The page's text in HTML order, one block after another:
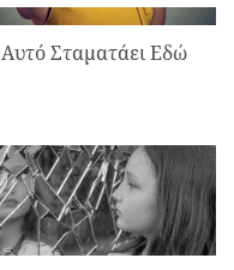
Αυτό Σταματάει Εδώ